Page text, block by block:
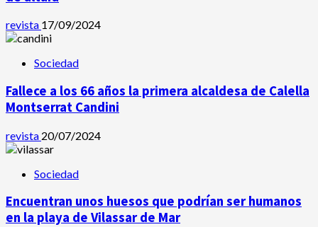
revista 17/09/2024
Sociedad
Fallece a los 66 años la primera alcaldesa de Calella
Montserrat Candini
revista 20/07/2024
Sociedad
Encuentran unos huesos que podrían ser humanos
en la playa de Vilassar de Mar